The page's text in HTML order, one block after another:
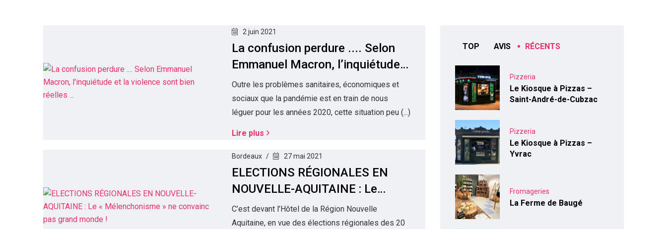
2 juin 2021
La confusion perdure .... Selon
Emmanuel Macron, l’inquiétude
et la violence sont bien réelles ...
Outre les problèmes sanitaires, économiques et
sociaux que la pandémie est en train de nous
léguer pour les années 2020, cette situation peu (...)
Lire plus
Bordeaux 27 mai 2021
ELECTIONS RÉGIONALES EN
NOUVELLE-AQUITAINE : Le
« Mélenchonisme » ne convainc
pas grand monde !
C’est devant l’Hôtel de la Région Nouvelle
Aquitaine, en vue des élections régionales des 20
TOP AVIS RÉCENTS
Pizzeria
Le Kiosque à Pizzas –
Saint-André-de-Cubzac
Pizzeria
Le Kiosque à Pizzas –
Yvrac
Fromageries
La Ferme de Baugé